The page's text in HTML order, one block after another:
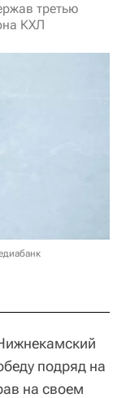
третью
КХЛ
подряд на
на своем